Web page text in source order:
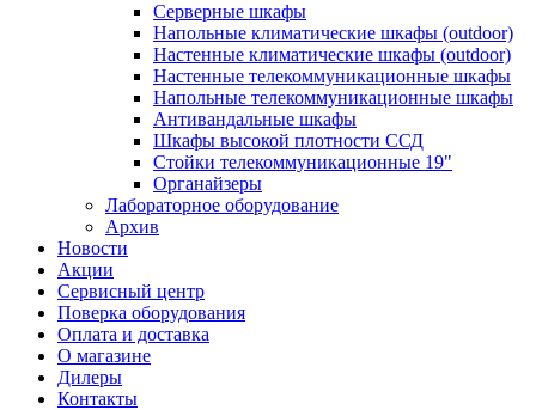
Серверные шкафы
Напольные климатические шкафы (outdoor)
Настенные климатические шкафы (outdoor)
Настенные телекоммуникационные шкафы
Напольные телекоммуникационные шкафы
Антивандальные шкафы
Шкафы высокой плотности ССД
Стойки телекоммуникационные 19"
Органайзеры
Лабораторное оборудование
Архив
Новости
Акции
Сервисный центр
Поверка оборудования
Оплата и доставка
О магазине
Дилеры
Контакты